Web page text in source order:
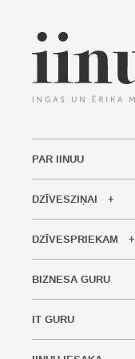
PAR IINUU
DZĪVESZIŅAI
DZĪVESPRIEKAM
BIZNESA GURU
IT GURU